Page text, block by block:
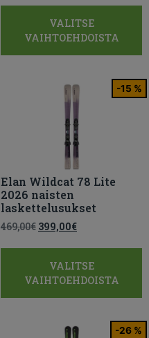
VALITSE
VAIHTOEHDOISTA
-15 %
Elan Wildcat 78 Lite
2026 naisten
laskettelusukset
469,00€ 399,00€
VALITSE
VAIHTOEHDOISTA
-26 %